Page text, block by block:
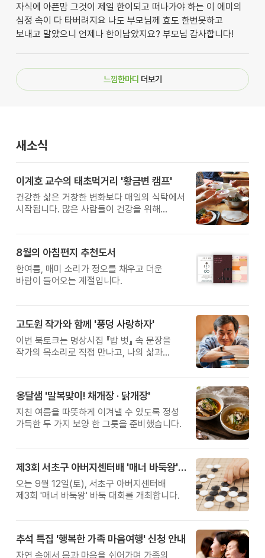
자식에 아픈맘 그것이 제일 한이되고 떠나가야 하는 이 에미의
심정 속이 다 타버려지요 나도 부모님께 효도 한번못하고
보내고 말았으니 언제나 한이남았지요? 부모님 감사합니다!
느낌한마디 더보기
새소식
이계호 교수의 태초먹거리 '황금변 캠프'
건강한 삶은 거창한 변화보다 매일의 식탁에서
시작됩니다. 많은 사람들이 건강을 위해
받은 이계호 교수와 함께하는 태초먹거리
황금변 캠프
8월의 아침편지 추천도서
한여름, 매미 소리가 정오를 채우고 더운
바람이 들어오는 계절입니다.
고도원 작가와 함께 '풍덩 사랑하자'
이번 북토크는 명상시집 『밥 벗』 속 문장을
작가의 목소리로 직접 만나고, 나의 삶과
옹달샘 '말복맞이! 채개장 · 닭개장'
지친 여름을 따뜻하게 이겨낼 수 있도록 정성
가득한 두 가지 보양 한 그릇을 준비했습니다.
제3회 서초구 아버지센터배 '매너 바둑왕' 대회
오는 9월 12일(토), 서초구 아버지센터배
제3회 '매너 바둑왕' 바둑 대회를 개최합니다.
추석 특집 '행복한 가족 마음여행' 신청 안내
자연 속에서 몸과 마음을 쉬어가며 가족의